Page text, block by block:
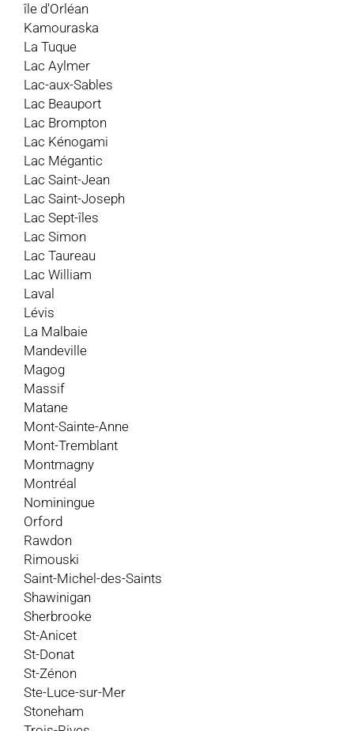
île d'Orléan
Kamouraska
La Tuque
Lac Aylmer
Lac-aux-Sables
Lac Beauport
Lac Brompton
Lac Kénogami
Lac Mégantic
Lac Saint-Jean
Lac Saint-Joseph
Lac Sept-îles
Lac Simon
Lac Taureau
Lac William
Laval
Lévis
La Malbaie
Mandeville
Magog
Massif
Matane
Mont-Sainte-Anne
Mont-Tremblant
Montmagny
Montréal
Nominingue
Orford
Rawdon
Rimouski
Saint-Michel-des-Saints
Shawinigan
Sherbrooke
St-Anicet
St-Donat
St-Zénon
Ste-Luce-sur-Mer
Stoneham